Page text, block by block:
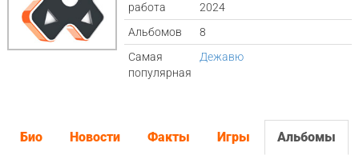
работа
2024
Альбомов
8
Самая
популярная
Дежавю
Био Новости Факты Игры Альбомы